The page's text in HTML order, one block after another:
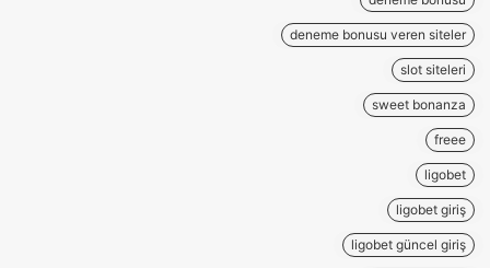
deneme bonusu veren siteler
slot siteleri
sweet bonanza
freee
ligobet
ligobet giriş
ligobet güncel giriş